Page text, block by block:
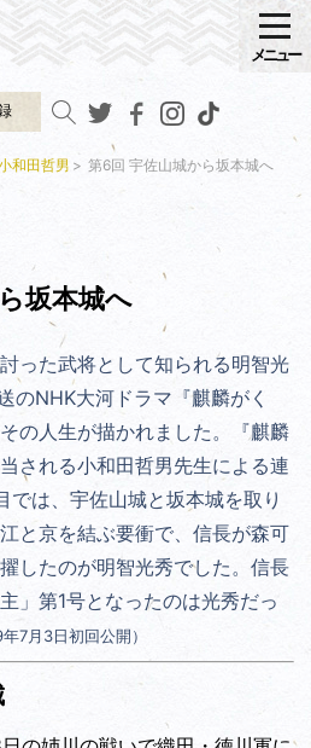
メニュー
和田哲男 第6回 宇佐山城から坂本城へ
坂本城へ
った武将として知られる明智光
NHK大河ドラマ『麒麟がく
の人生が描かれました。『麒麟
される小和田哲男先生による連
は、宇佐山城と坂本城を取り
と京を結ぶ要衝で、信長が森可
したのが明智光秀でした。信長
」第1号となったのは光秀だっ
年7月3日初回公開）